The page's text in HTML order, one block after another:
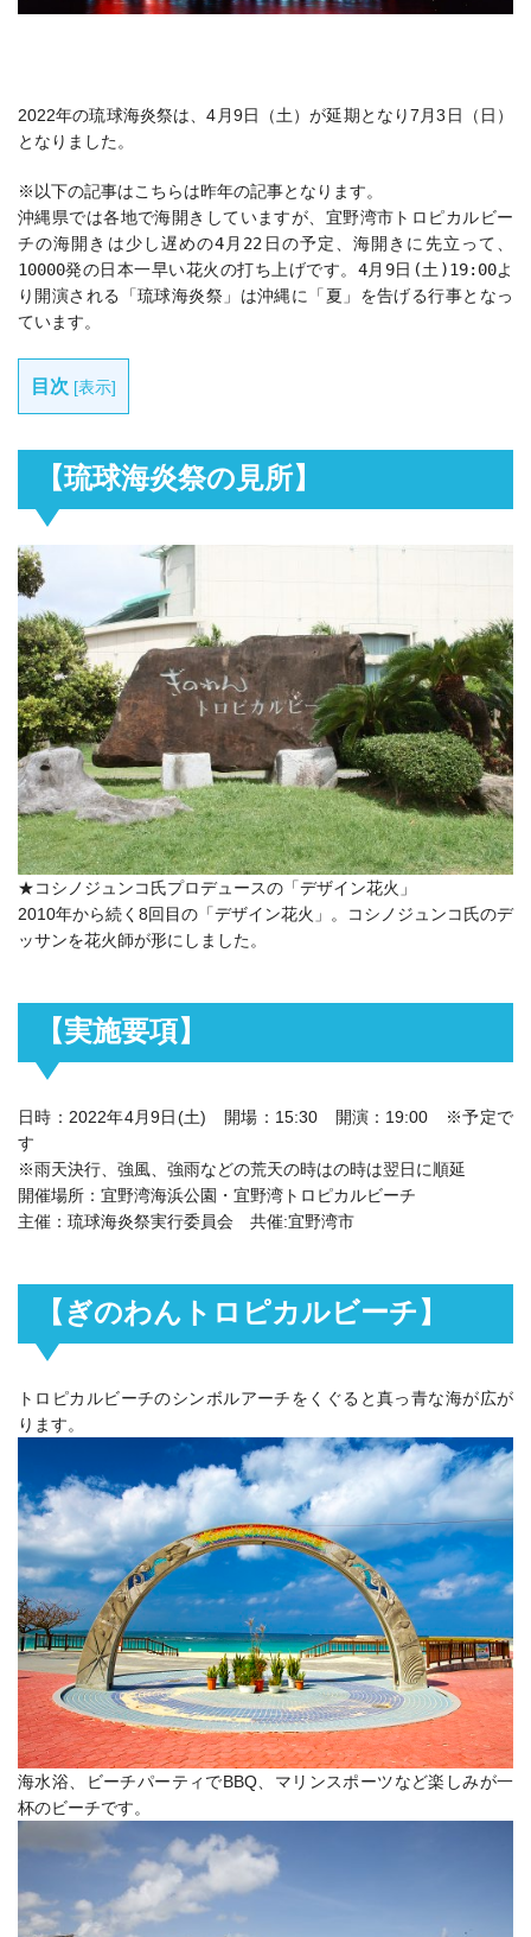
2022年の琉球海炎祭は、4月9日（土）が延期となり7月3日（日）
となりました。
※以下の記事はこちらは昨年の記事となります。
沖縄県では各地で海開きしていますが、宜野湾市トロピカルビー
チの海開きは少し遅めの4月22日の予定、海開きに先立って、
10000発の日本一早い花火の打ち上げです。4月9日(土)19:00よ
り開演される「琉球海炎祭」は沖縄に「夏」を告げる行事となっ
ています。
目次 [表示]
【琉球海炎祭の見所】
★コシノジュンコ氏プロデュースの「デザイン花火」
2010年から続く8回目の「デザイン花火」。コシノジュンコ氏のデ
ッサンを花火師が形にしました。
【実施要項】
日時：2022年4月9日(土) 開場：15:30 開演：19:00 ※予定で
す
※雨天決行、強風、強雨などの荒天の時はの時は翌日に順延
開催場所：宜野湾海浜公園・宜野湾トロピカルビーチ
主催：琉球海炎祭実行委員会 共催:宜野湾市
【ぎのわんトロピカルビーチ】
トロピカルビーチのシンボルアーチをくぐると真っ青な海が広が
ります。
海水浴、ビーチパーティでBBQ、マリンスポーツなど楽しみが一
杯のビーチです。